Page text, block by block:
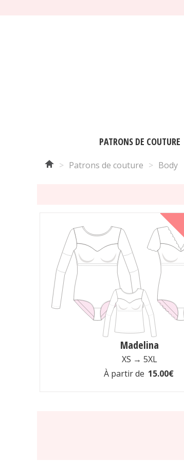
PATRONS DE COUTURE
> Patrons de couture > Body
Madelina
XS → 5XL
À partir de 15.00€